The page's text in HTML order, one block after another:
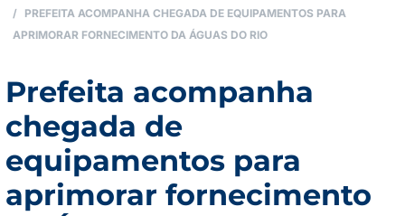
PREFEITA ACOMPANHA CHEGADA DE EQUIPAMENTOS PARA
APRIMORAR FORNECIMENTO DA ÁGUAS DO RIO
Prefeita acompanha
chegada de
equipamentos para
aprimorar fornecimento